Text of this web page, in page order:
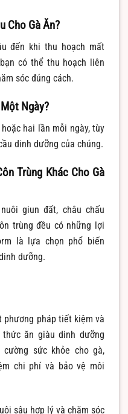
Cho Gà Ăn?
đến khi thu hoạch mất
có thể thu hoạch liên
sóc đúng cách.
Ngày?
hai lần mỗi ngày, tùy
dinh dưỡng của chúng.
Trùng Khác Cho Gà
giun đất, châu chấu
trùng đều có những lợi
là lựa chọn phổ biến
dưỡng.
phương pháp tiết kiệm và
ăn giàu dinh dưỡng
sức khỏe cho gà,
chi phí và bảo vệ môi
sâu hợp lý và chăm sóc